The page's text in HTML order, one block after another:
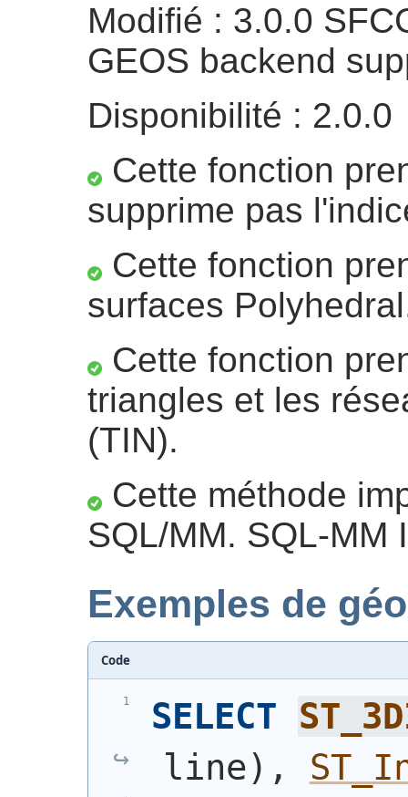
Modifié : 3.0.0
GEOS backend
Disponibilité : 2.0.0
Cette fonction
supprime pas
Cette fonction
surfaces
Cette fonction
triangles et les
(TIN).
Cette méthode
SQL/MM. SQL-MM
Exemples de
Code
SELECT
line) ,